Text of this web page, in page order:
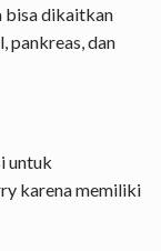
bisa dikaitkan
pankreas, dan
untuk
karena memiliki